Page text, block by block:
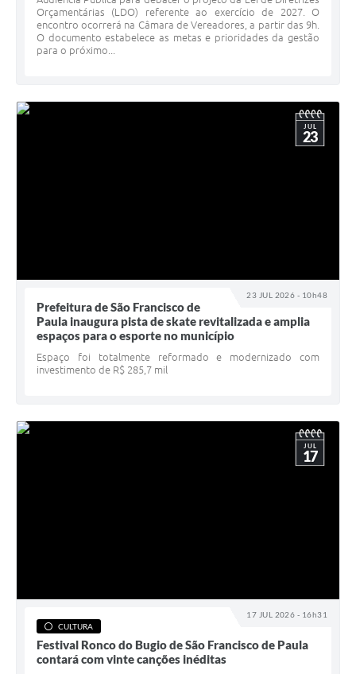
Orçamentárias (LDO) referente ao exercício de 2027. O
encontro ocorrerá na Câmara de Vereadores, a partir das 9h.
O documento estabelece as metas e prioridades da gestão
para o próximo...
23 JUL 2026 - 10h48
JUL
23
Prefeitura de São Francisco de
Paula inaugura pista de skate revitalizada e amplia
espaços para o esporte no município
Espaço foi totalmente reformado e modernizado com
investimento de R$ 285,7 mil
17 JUL 2026 - 16h31
JUL
17
CULTURA
Festival Ronco do Bugio de São Francisco de Paula
contará com vinte canções inéditas